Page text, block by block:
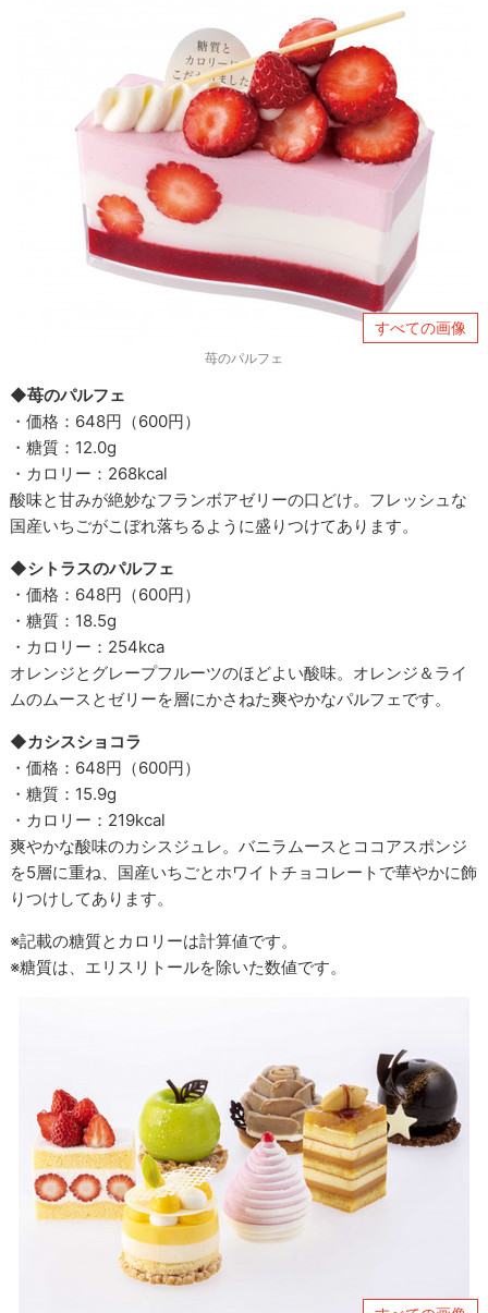
すべての画像
苺のパルフェ
◆苺のパルフェ
・価格：648円（600円）
・糖質：12.0g
・カロリー：268kcal
酸味と甘みが絶妙なフランボアゼリーの口どけ。フレッシュな
国産いちごがこぼれ落ちるように盛りつけてあります。
◆シトラスのパルフェ
・価格：648円（600円）
・糖質：18.5g
・カロリー：254kca
オレンジとグレープフルーツのほどよい酸味。オレンジ＆ライ
ムのムースとゼリーを層にかさねた爽やかなパルフェです。
◆カシスショコラ
・価格：648円（600円）
・糖質：15.9g
・カロリー：219kcal
爽やかな酸味のカシスジュレ。バニラムースとココアスポンジ
を5層に重ね、国産いちごとホワイトチョコレートで華やかに飾
りつけしてあります。
※記載の糖質とカロリーは計算値です。
※糖質は、エリスリトールを除いた数値です。